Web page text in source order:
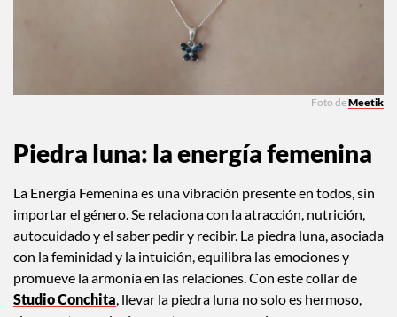
Foto deMeetik
Piedra luna: la energía femenina
La Energía Femenina es una vibración presente en todos, sin
importar el género. Se relaciona con la atracción, nutrición,
autocuidado y el saber pedir y recibir. La piedra luna, asociada
con la feminidad y la intuición, equilibra las emociones y
promueve la armonía en las relaciones. Con este collar de
Studio Conchita, llevar la piedra luna no solo es hermoso,